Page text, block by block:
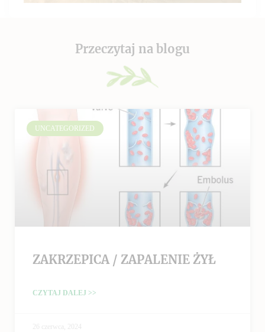
Przeczytaj na blogu
UNCATEGORIZED
ZAKRZEPICA / ZAPALENIE ŻYŁ
CZYTAJ DALEJ >>
26 czerwca, 2024